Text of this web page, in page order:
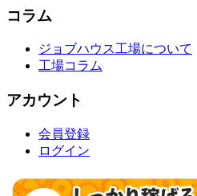
コラム
ジョブハウス工場について
工場コラム
アカウント
会員登録
ログイン